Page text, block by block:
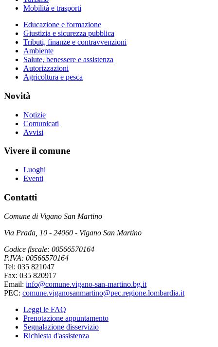
Mobilità e trasporti
Educazione e formazione
Giustizia e sicurezza pubblica
Tributi, finanze e contravvenzioni
Ambiente
Salute, benessere e assistenza
Autorizzazioni
Agricoltura e pesca
Novità
Notizie
Comunicati
Avvisi
Vivere il comune
Luoghi
Eventi
Contatti
Comune di Vigano San Martino
Via Prada, 10 - 24060 - Vigano San Martino
Codice fiscale: 00566570164
P.IVA: 00566570164
Tel: 035 821047
Fax: 035 820917
Email: info@comune.vigano-san-martino.bg.it
PEC: comune.viganosanmartino@pec.regione.lombardia.it
Leggi le FAQ
Prenotazione appuntamento
Segnalazione disservizio
Richiesta d'assistenza